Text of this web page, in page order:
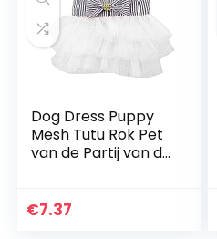
Dog Dress Puppy
Mesh Tutu Rok Pet
van de Partij van de
voor Hond Kat
€7.37